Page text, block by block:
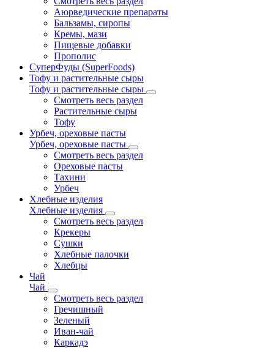
Аюрведические препараты
Бальзамы, сиропы
Кремы, мази
Пищевые добавки
Прополис
СуперФуды (SuperFoods)
Тофу и растительные сыры
Тофу и растительные сыры
Смотреть весь раздел
Растительные сыры
Тофу
Урбеч, ореховые пасты
Урбеч, ореховые пасты
Смотреть весь раздел
Ореховые пасты
Тахини
Урбеч
Хлебные изделия
Хлебные изделия
Смотреть весь раздел
Крекеры
Сушки
Хлебные палочки
Хлебцы
Чай
Чай
Смотреть весь раздел
Гречишный
Зеленый
Иван-чай
Каркадэ